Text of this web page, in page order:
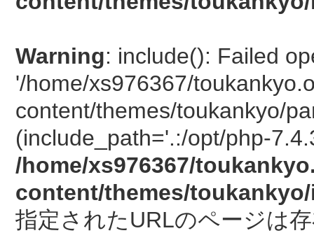
Warning: include(): Failed
'/home/xs976367/
content/themes/toukankyo/
(include_path='.:/opt/php-
/home/xs976367/
content/themes/
指定されたURLのページは